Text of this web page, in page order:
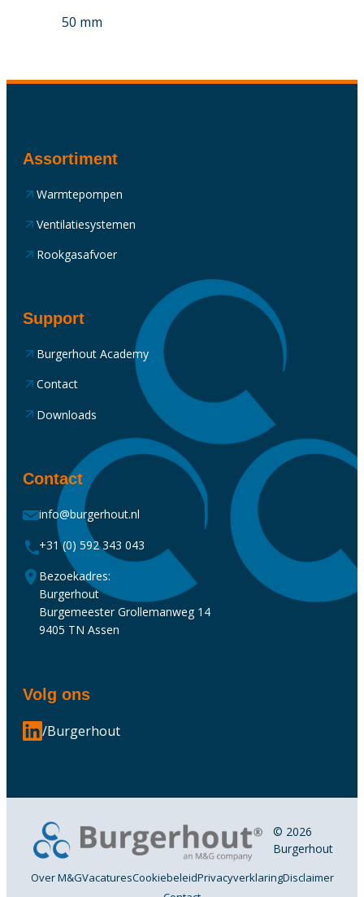
50 mm
Assortiment
Warmtepompen
Ventilatiesystemen
Rookgasafvoer
Support
Burgerhout Academy
Contact
Downloads
Contact
info@burgerhout.nl
+31 (0) 592 343 043
Bezoekadres:
Burgerhout
Burgemeester Grollemanweg 14
9405 TN Assen
Volg ons
/Burgerhout
© 2026
Burgerhout
Over M&GVacaturesCookiebeleidPrivacyverklaringDisclaimer